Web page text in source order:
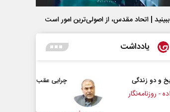
ببینید | اتحاد مقدس، از اصولی‌ترین امور است
یادداشت
چرایی عقب‌نشینی ترامپ؟